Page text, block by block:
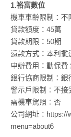
1.裕富數位
機車車齡限制：不
貸款額度：45萬
貸款期限：50期
還款方式：本利攤
申辦費用：動保費
銀行協商限制：銀
警示戶限制：不接
需機車駕照：否
公司網址：https://
menu=about6